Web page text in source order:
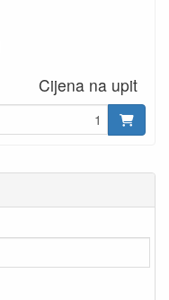
Cijena na upit